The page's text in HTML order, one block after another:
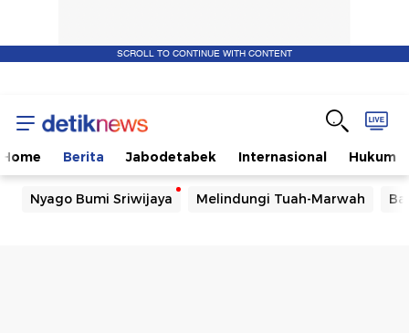
SCROLL TO CONTINUE WITH CONTENT
Home Berita Jabodetabek Internasional Hukum
Nyago Bumi Sriwijaya Melindungi Tuah-Marwah